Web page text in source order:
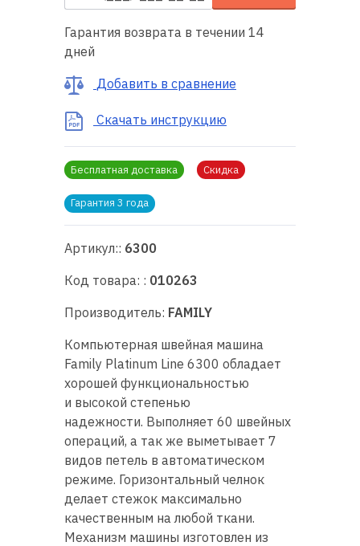
Контакты
Гарантия возврата в течении 14
дней
Добавить в сравнение
Скачать инструкцию
Бесплатная доставка Скидка
Гарантия 3 года
Артикул:: 6300
Код товара: : 010263
Производитель: FAMILY
Компьютерная швейная машина
Family Platinum Line 6300 обладает
хорошей функциональностью
и высокой степенью
надежности. Выполняет 60 швейных
операций, а так же выметывает 7
видов петель в автоматическом
режиме. Горизонтальный челнок
делает стежок максимально
качественным на любой ткани.
Механизм машины изготовлен из